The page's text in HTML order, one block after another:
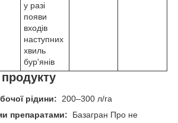
у разі
появи
входів
наступних
хвиль
бур'янів
рідини: 200–300 л/га
препаратами: Базагран Про не